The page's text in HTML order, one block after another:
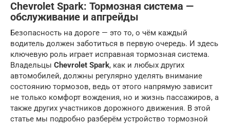
Chevrolet Spark: Тормозная система —
обслуживание и апгрейды
Безопасность на дороге — это то, о чём каждый
водитель должен заботиться в первую очередь. И здесь
ключевую роль играет исправная тормозная система.
Владельцы Chevrolet Spark, как и любых других
автомобилей, должны регулярно уделять внимание
состоянию тормозов, ведь от этого напрямую зависит
не только комфорт вождения, но и жизнь пассажиров, а
также других участников дорожного движения. В этой
статье мы подробно разберём устройство тормозной